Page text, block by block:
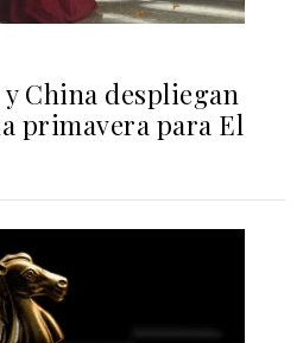
y China despliegan
primavera para El